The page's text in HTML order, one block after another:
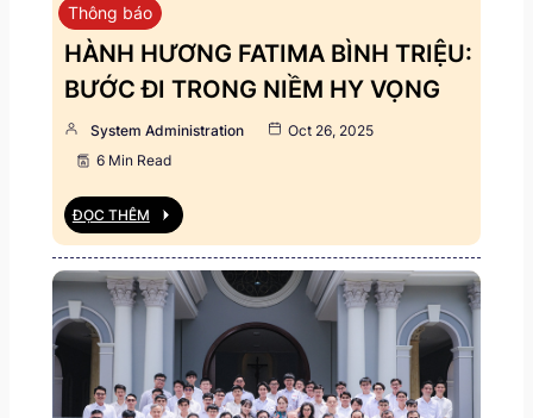
Thông báo
HÀNH HƯƠNG FATIMA BÌNH TRIỆU:
BƯỚC ĐI TRONG NIỀM HY VỌNG
System Administration
Oct 26, 2025
6 Min Read
ĐỌC THÊM